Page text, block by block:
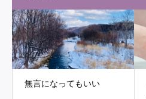
無言になってもいい